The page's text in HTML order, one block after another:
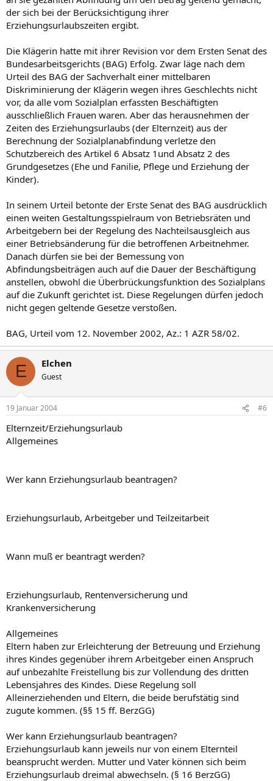
der sich bei der Berücksichtigung ihrer
Erziehungsurlaubszeiten ergibt.
Die Klägerin hatte mit ihrer Revision vor dem Ersten Senat des
Bundesarbeitsgerichts (BAG) Erfolg. Zwar läge nach dem
Urteil des BAG der Sachverhalt einer mittelbaren
Diskriminierung der Klägerin wegen ihres Geschlechts nicht
vor, da alle vom Sozialplan erfassten Beschäftigten
ausschließlich Frauen waren. Aber das herausnehmen der
Zeiten des Erziehungsurlaubs (der Elternzeit) aus der
Berechnung der Sozialplanabfindung verletze den
Schutzbereich des Artikel 6 Absatz 1und Absatz 2 des
Grundgesetzes (Ehe und Fanilie, Pflege und Erziehung der
Kinder).
In seinem Urteil betonte der Erste Senat des BAG ausdrücklich
einen weiten Gestaltungsspielraum von Betriebsräten und
Arbeitgebern bei der Regelung des Nachteilsausgleich aus
einer Betriebsänderung für die betroffenen Arbeitnehmer.
Danach dürfen sie bei der Bemessung von
Abfindungsbeiträgen auch auf die Dauer der Beschäftigung
anstellen, obwohl die Überbrückungsfunktion des Sozialplans
auf die Zukunft gerichtet ist. Diese Regelungen dürfen jedoch
nicht gegen geltende Gesetze verstoßen.
BAG, Urteil vom 12. November 2002, Az.: 1 AZR 58/02.
E Elchen
Guest
19 Januar 2004 #6
Elternzeit/Erziehungsurlaub
Allgemeines
Wer kann Erziehungsurlaub beantragen?
Erziehungsurlaub, Arbeitgeber und Teilzeitarbeit
Wann muß er beantragt werden?
Erziehungsurlaub, Rentenversicherung und
Krankenversicherung
Allgemeines
Eltern haben zur Erleichterung der Betreuung und Erziehung
ihres Kindes gegenüber ihrem Arbeitgeber einen Anspruch
auf unbezahlte Freistellung bis zur Vollendung des dritten
Lebensjahres des Kindes. Diese Regelung soll
Alleinerziehenden und Eltern, die beide berufstätig sind
zugute kommen. (§§ 15 ff. BerzGG)
Wer kann Erziehungsurlaub beantragen?
Erziehungsurlaub kann jeweils nur von einem Elternteil
beansprucht werden. Mutter und Vater können sich beim
Erziehungsurlaub dreimal abwechseln. (§ 16 BerzGG)